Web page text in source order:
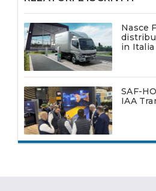
Nasce
in Italia
SAF-
IAA